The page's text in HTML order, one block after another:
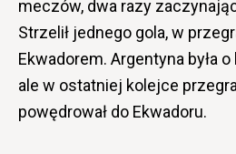
meczów, dwa razy
Strzelił jednego gola, w
Ekwadorem. Argentyna była
ale w ostatniej kolejce
powędrował do Ekwadoru.